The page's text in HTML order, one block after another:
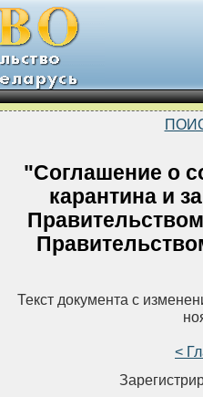
"Соглашение о
карантина и
Текст документа с
<